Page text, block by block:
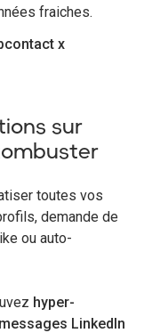
fraiches.
x
sur
toutes vos
demande de
ou auto-
hyper-
LinkedIn